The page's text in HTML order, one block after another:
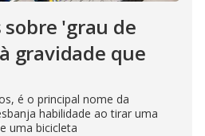
sobre 'grau de
gravidade que
é o principal nome da
habilidade ao tirar uma
uma bicicleta